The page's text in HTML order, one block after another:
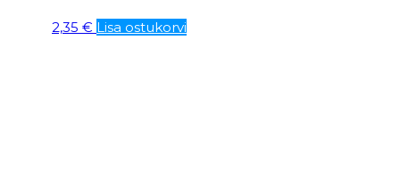
2,35 € Lisa ostukorvi